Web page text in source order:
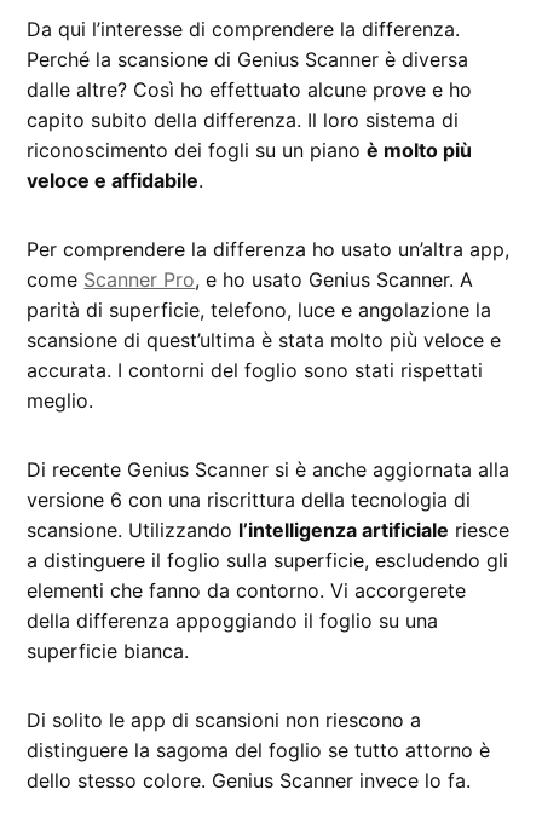
Da qui l’interesse di comprendere la differenza.
Perché la scansione di Genius Scanner è diversa
dalle altre? Così ho effettuato alcune prove e ho
capito subito della differenza. Il loro sistema di
riconoscimento dei fogli su un pianoè molto più
veloce e affidabile.
Per comprendere la differenza ho usato un’altra app,
come Scanner Pro, e ho usato Genius Scanner. A
parità di superficie, telefono, luce e angolazione la
scansione di quest’ultima è stata molto più veloce e
accurata. I contorni del foglio sono stati rispettati
meglio.
Di recente Genius Scanner si è anche aggiornata alla
versione 6 con una riscrittura della tecnologia di
scansione. Utilizzando l’intelligenza artificiale riesce
a distinguere il foglio sulla superficie, escludendo gli
elementi che fanno da contorno. Vi accorgerete
della differenza appoggiando il foglio su una
superficie bianca.
Di solito le app di scansioni non riescono a
distinguere la sagoma del foglio se tutto attorno è
dello stesso colore. Genius Scanner invece lo fa.